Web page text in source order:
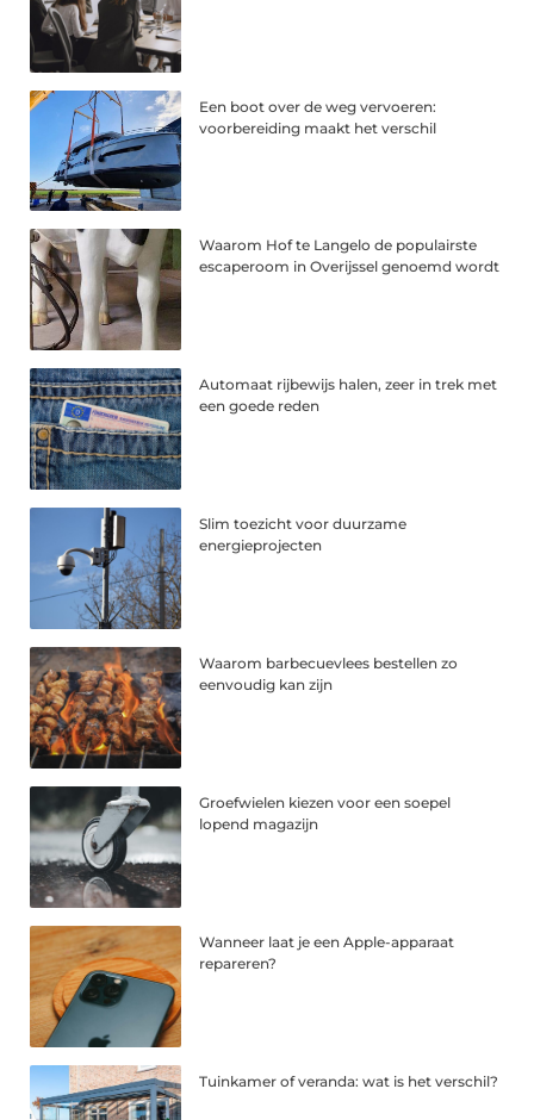
Een boot over de weg vervoeren:
voorbereiding maakt het verschil
Waarom Hof te Langelo de populairste
escaperoom in Overijssel genoemd wordt
Automaat rijbewijs halen, zeer in trek met
een goede reden
Slim toezicht voor duurzame
energieprojecten
Waarom barbecuevlees bestellen zo
eenvoudig kan zijn
Groefwielen kiezen voor een soepel
lopend magazijn
Wanneer laat je een Apple-apparaat
repareren?
Tuinkamer of veranda: wat is het verschil?